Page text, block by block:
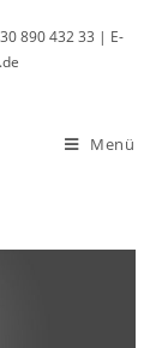
890 432 33 | E-
Menü